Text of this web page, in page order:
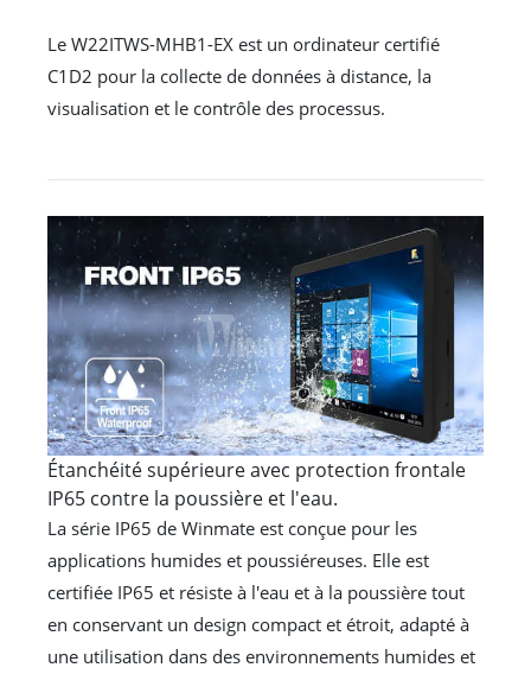
Le W22ITWS-MHB1-EX est un ordinateur certifié
C1D2 pour la collecte de données à distance, la
visualisation et le contrôle des processus.
Étanchéité supérieure avec protection frontale
IP65 contre la poussière et l'eau.
La série IP65 de Winmate est conçue pour les
applications humides et poussiéreuses. Elle est
certifiée IP65 et résiste à l'eau et à la poussière tout
en conservant un design compact et étroit, adapté à
une utilisation dans des environnements humides et